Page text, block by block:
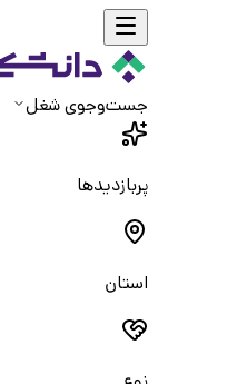
جست‌و‌جوی شغل
پربازدیدها
استان